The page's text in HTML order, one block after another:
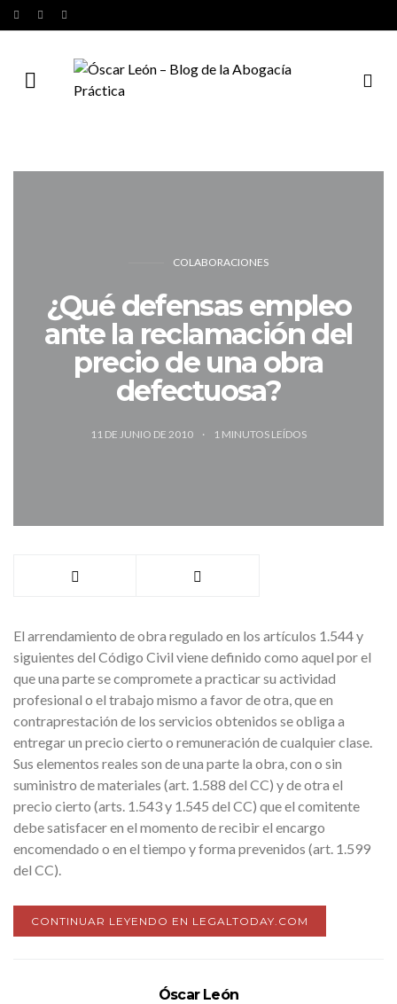
COLABORACIONES
¿Qué defensas empleo
ante la reclamación del
precio de una obra
defectuosa?
11 DE JUNIO DE 2010 1 MINUTOS LEÍDOS
El arrendamiento de obra regulado en los artículos 1.544 y
siguientes del Código Civil viene definido como aquel por el
que una parte se compromete a practicar su actividad
profesional o el trabajo mismo a favor de otra, que en
contraprestación de los servicios obtenidos se obliga a
entregar un precio cierto o remuneración de cualquier clase.
Sus elementos reales son de una parte la obra, con o sin
suministro de materiales (art. 1.588 del CC) y de otra el
precio cierto (arts. 1.543 y 1.545 del CC) que el comitente
debe satisfacer en el momento de recibir el encargo
encomendado o en el tiempo y forma prevenidos (art. 1.599
del CC).
CONTINUAR LEYENDO EN LEGALTODAY.COM
Óscar León